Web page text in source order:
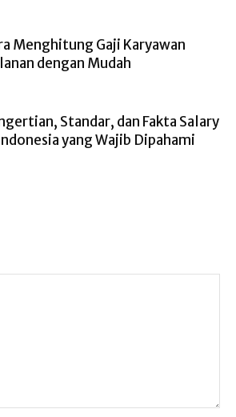
Menghitung Gaji Karyawan
dengan Mudah
Standar, dan Fakta Salary
yang Wajib Dipahami